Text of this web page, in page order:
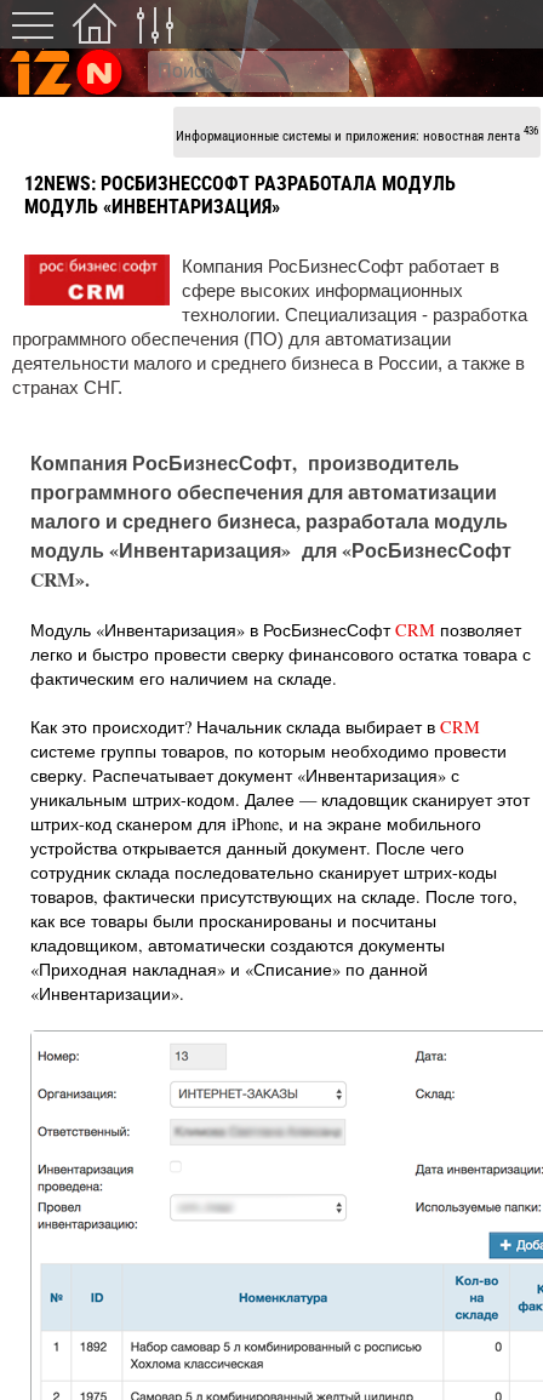
Информационные системы и приложения: новостная лента 436
12NEWS: РОСБИЗНЕССОФТ РАЗРАБОТАЛА МОДУЛЬ
МОДУЛЬ «ИНВЕНТАРИЗАЦИЯ»
Компания РосБизнесСофт работает в
сфере высоких информационных
технологии. Специализация - разработка
программного обеспечения (ПО) для автоматизации
деятельности малого и среднего бизнеса в России, а также в
странах СНГ.
Компания РосБизнесСофт, производитель
программного обеспечения для автоматизации
малого и среднего бизнеса, разработала модуль
модуль «Инвентаризация» для «РосБизнесСофт
CRM».
Модуль «Инвентаризация» в РосБизнесСофтCRM позволяет
легко и быстро провести сверку финансового остатка товара с
фактическим его наличием на складе.
Как это происходит? Начальник склада выбирает в CRM
системе группы товаров, по которым необходимо провести
сверку. Распечатывает документ «Инвентаризация» с
уникальным штрих-кодом. Далее — кладовщик сканирует этот
штрих-код сканером для iPhone, и на экране мобильного
устройства открывается данный документ. После чего
сотрудник склада последовательно сканирует штрих-коды
товаров, фактически присутствующих на складе. После того,
как все товары были просканированы и посчитаны
кладовщиком, автоматически создаются документы
«Приходная накладная» и «Списание» по данной
«Инвентаризации».